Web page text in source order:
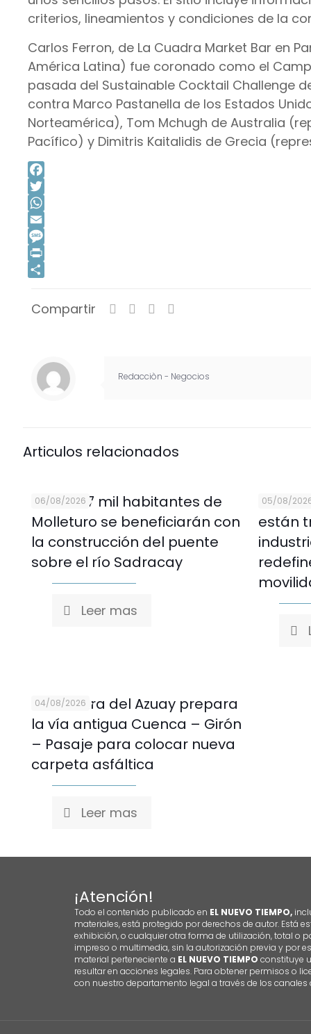
criterios, lineamientos y condiciones de la
Carlos Ferron, de La Cuadra Market Bar en
América Latina) fue coronado como el
pasada del Sustainable Cocktail Challenge
contra Marco Pastanella de los Estados
Norteamérica), Tom Mchugh de Australia
Pacífico) y Dimitris Kaitalidis de Grecia
Facebook
Twitter
WhatsApp
Email
Message
Print
Compartir
Redacciòn - Negocios
Articulos relacionados
06/08/2026
Más de 7 mil habitantes de
Molleturo se beneficiarán con
la construcción del puente
sobre el río Sadracay
Leer mas
05/08/
Cinco
están
04/08/2026
Prefectura del Azuay prepara
la vía antigua Cuenca – Girón
– Pasaje para colocar nueva
carpeta asfáltica
Leer mas
¡Atención!
Todo el contenido publicado en EL NUEVO TIEMPO,
materiales, está protegido por derechos de autor. Está
exhibición, o cualquier otra forma de utilización, total o
impreso o multimedia, sin la autorización previa y por
material perteneciente a EL NUEVO TIEMPO constituye
resultar en acciones legales. Para obtener permisos o
con nuestro departamento legal a través de los canales